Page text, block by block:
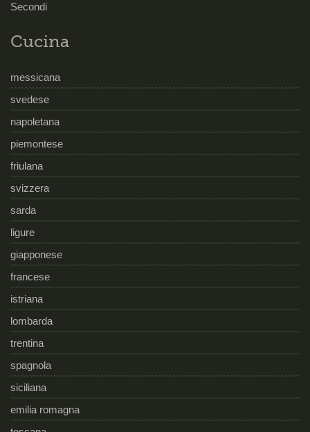
Secondi
Cucina
messicana
svedese
napoletana
piemontese
friulana
svizzera
sarda
ligure
giapponese
francese
istriana
lombarda
trentina
spagnola
siciliana
emilia romagna